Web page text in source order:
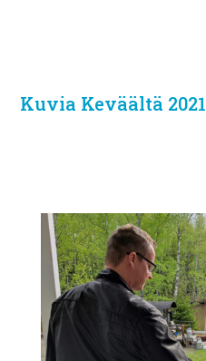
Kuvia Keväältä 2021